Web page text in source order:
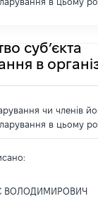
суб’єкта
в
чи членів
в цьому
ВОЛОДИМИРОВИЧ